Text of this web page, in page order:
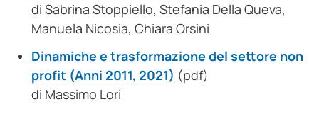
di Sabrina Stoppiello, Stefania Della Queva,
Manuela Nicosia, Chiara Orsini
Dinamiche e trasformazione del settore non
profit (Anni 2011, 2021) (pdf)
di Massimo Lori